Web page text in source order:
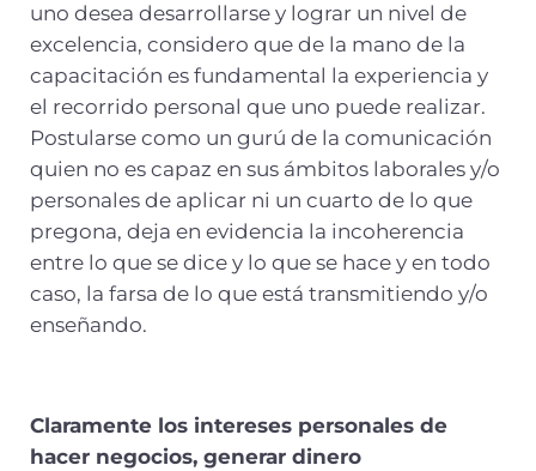
uno desea desarrollarse y lograr un nivel de
excelencia, considero que de la mano de la
capacitación es fundamental la experiencia y
el recorrido personal que uno puede realizar.
Postularse como un gurú de la comunicación
quien no es capaz en sus ámbitos laborales y/o
personales de aplicar ni un cuarto de lo que
pregona, deja en evidencia la incoherencia
entre lo que se dice y lo que se hace y en todo
caso, la farsa de lo que está transmitiendo y/o
enseñando.
Claramente los intereses personales de
hacer negocios, generar dinero